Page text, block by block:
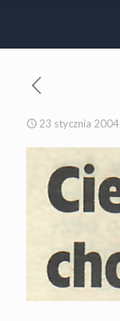
23 stycznia 2004